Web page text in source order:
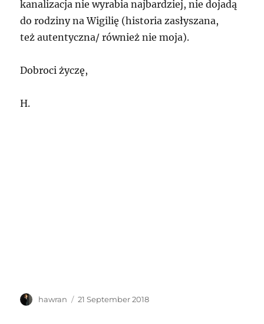
kanalizacja nie wyrabia najbardziej, nie dojadą
do rodziny na Wigilię (historia zasłyszana,
też autentyczna/ również nie moja).
Dobroci życzę,
H.
Author
hawran
Posted
21 September 2018